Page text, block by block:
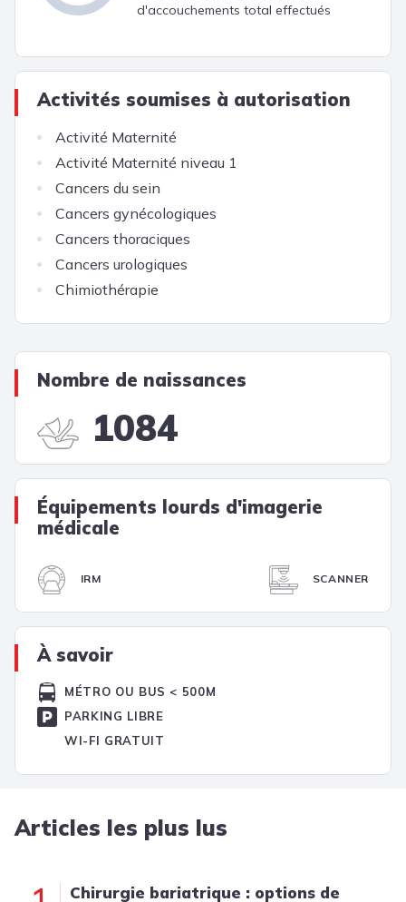
d'accouchements total effectués
Activités soumises à autorisation
Activité Maternité
Activité Maternité niveau 1
Cancers du sein
Cancers gynécologiques
Cancers thoraciques
Cancers urologiques
Chimiothérapie
Nombre de naissances
1084
Équipements lourds d'imagerie
médicale
IRM SCANNER
À savoir
MÉTRO OU BUS < 500M
PARKING LIBRE
WI-FI GRATUIT
Articles les plus lus
Chirurgie bariatrique : options de